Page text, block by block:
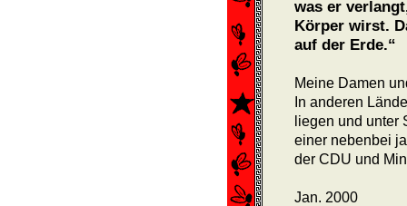
was er
Körper wirst.
auf der Erde.“
Meine Damen
In anderen
liegen und unter
einer nebenbei
der CDU und
Jan. 2000